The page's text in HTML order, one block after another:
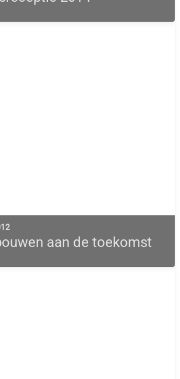
aan de toekomst